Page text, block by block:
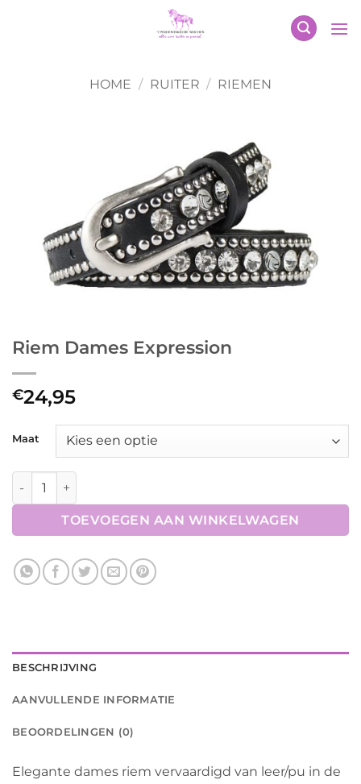
HOME / RUITER / RIEMEN
Riem Dames Expression
€24,95
Maat
Riem Dames Expression aantal
TOEVOEGEN AAN WINKELWAGEN
BESCHRIJVING
AANVULLENDE INFORMATIE
BEOORDELINGEN (0)
Elegante dames riem vervaardigd van leer/pu in de